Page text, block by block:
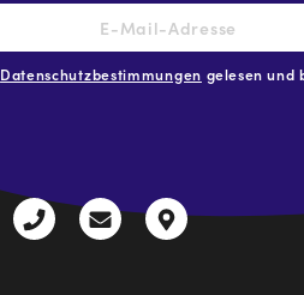
Datenschutzbestimmungen gelesen und
+43